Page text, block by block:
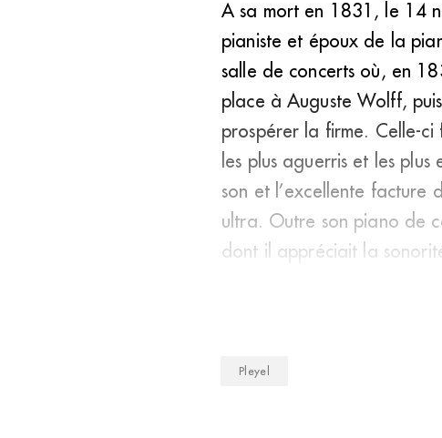
« J’ai un grand respect pour les
A sa mort en 1831, le 14
pianiste et époux de la
salle de concerts où, en
place à Auguste Wolff,
prospérer la firme. Celle-ci
les plus aguerris et les
son et l’excellente facture
ultra. Outre son piano de
dont il appréciait la
Pleyel